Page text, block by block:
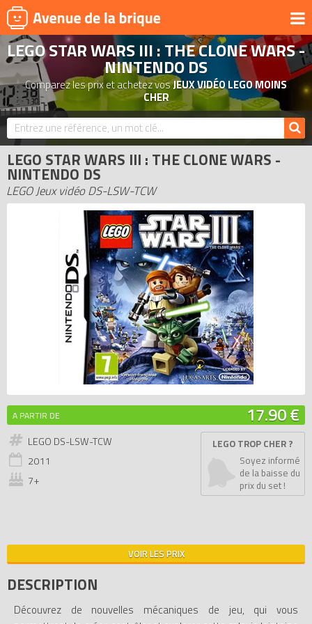
UNIVERS
PRODUITS DÉRIVÉS
NOUVEAUTÉS
LEGO 2026
BONS PLANS
ASSOCIATIONS DE FANS
EXPOSITIONS LEGO
LEGO LES PLUS CHERS
DERNIERS LEGO AJOUTÉS
LEGO STAR WARS III : THE CLONE WARS -
NINTENDO DS
Comparez les prix et achetez vosJEUX VIDÉO LEGO MOINS
CHER
LEGO STAR WARS III : THE CLONE WARS -
NINTENDO DS
LEGO Jeux vidéo DS-LSW-TCW
A PARTIR DE 17.90 €
LEGO DS-LSW-TCW
2011
7+
LEGO TROP CHER ?
Soyez informé
de la baisse du
prix du set !
VOIR LES PRIX
DESCRIPTION
Découvrez de nouvelles mécaniques de jeu, qui vous